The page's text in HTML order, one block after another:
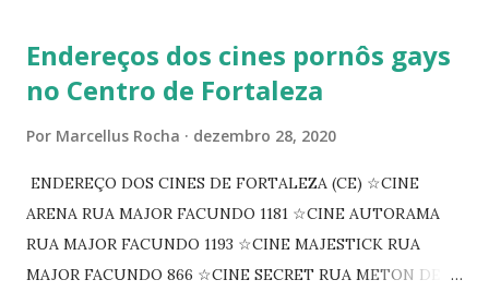
Endereços dos cines pornôs gays
no Centro de Fortaleza
Por Marcellus Rocha dezembro 28, 2020
ENDEREÇO DOS CINES DE FORTALEZA (CE) ☆CINE
ARENA RUA MAJOR FACUNDO 1181 ☆CINE AUTORAMA
RUA MAJOR FACUNDO 1193 ☆CINE MAJESTICK RUA
MAJOR FACUNDO 866 ☆CINE SECRET RUA METON DE